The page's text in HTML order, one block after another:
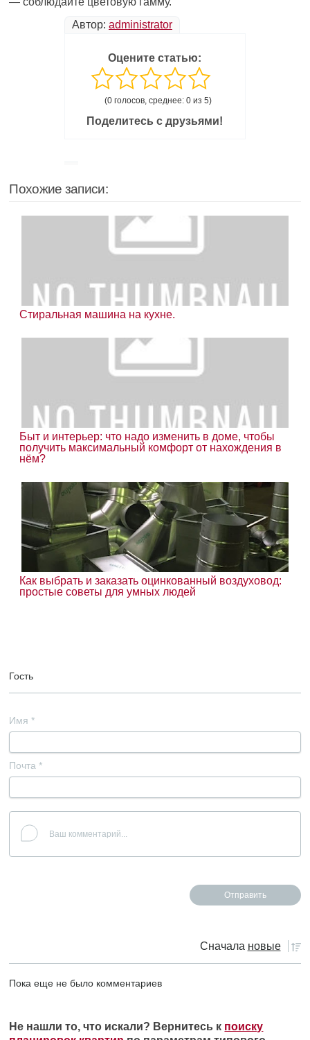
Автор: administrator
Оцените статью:
(0 голосов, среднее: 0 из 5)
Поделитесь с друзьями!
Похожие записи:
Стиральная машина на кухне.
Быт и интерьер: что надо изменить в доме, чтобы
получить максимальный комфорт от нахождения в
нём?
Как выбрать и заказать оцинкованный воздуховод:
простые советы для умных людей
Гость
Имя *
Почта *
Сначала новые
Пока еще не было комментариев
Не нашли то, что искали? Вернитесь к поиску